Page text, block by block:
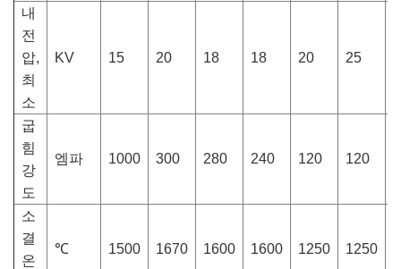
내
전
압,
최
소
KV 15 20 18 18 20 25
굽
힘
강
도
엠파 1000 300 280 240 120 120
소
결
온
℃ 1500 1670 1600 1600 1250 1250